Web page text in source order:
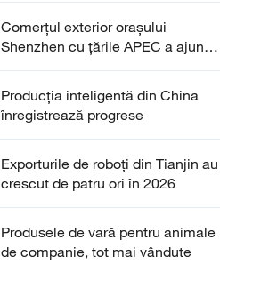
Comerțul exterior orașului
Shenzhen cu țările APEC a ajuns
la 1,98 trilioane yuani
Producția inteligentă din China
înregistrează progrese
Exporturile de roboți din Tianjin au
crescut de patru ori în 2026
Produsele de vară pentru animale
de companie, tot mai vândute